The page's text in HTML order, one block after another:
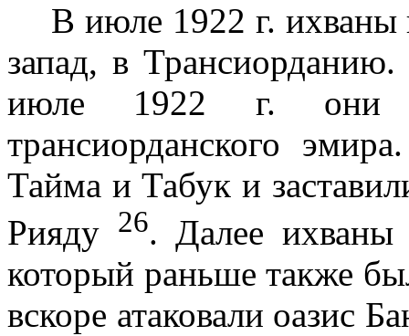
В июле 1922 г. ихваны
запад, в
июле 1922 г. они
трансиорданского
Тайма и Табук и
Рияду 26. Далее ихваны
который раньше также
вскоре атаковали оазис